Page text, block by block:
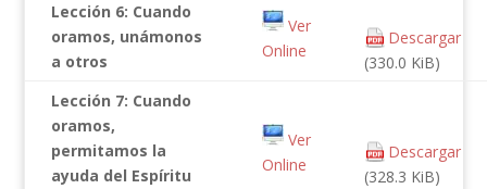
Lección 6: Cuando
oramos, unámonos
a otros
Ver
Online
Descargar
(330.0 KiB)
Lección 7: Cuando
oramos,
permitamos la
ayuda del Espíritu
Ver
Online
Descargar
(328.3 KiB)